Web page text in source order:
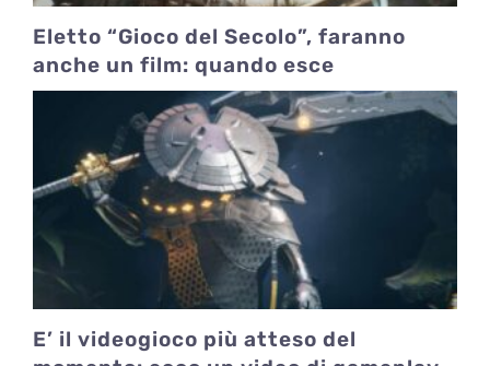
Eletto “Gioco del Secolo”, faranno
anche un film: quando esce
E’ il videogioco più atteso del